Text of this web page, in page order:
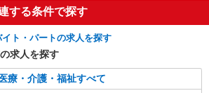
する条件で探す
ト・パートの求人を探す
求人を探す
医療・介護・福祉すべて